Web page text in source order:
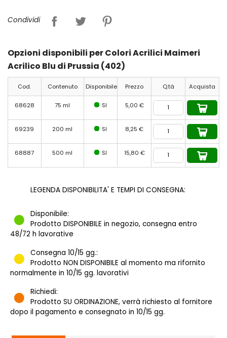
Condividi
Opzioni disponibili per Colori Acrilici Maimeri
Acrilico Blu di Prussia (402)
Cod. Contenuto Disponibile Prezzo Q.tà Acquista
68628 75 ml SI 5,00 €
69239 200 ml SI 8,25 €
68887 500 ml SI 15,80 €
LEGENDA DISPONIBILITA' E TEMPI DI CONSEGNA:
Disponibile:
Prodotto DISPONIBILE in negozio, consegna entro
48/72 h lavorative
Consegna 10/15 gg.:
Prodotto NON DISPONIBILE al momento ma rifornito
normalmente in 10/15 gg. lavorativi
Richiedi:
Prodotto SU ORDINAZIONE, verrà richiesto al fornitore
dopo il pagamento e consegnato in 10/15 gg.